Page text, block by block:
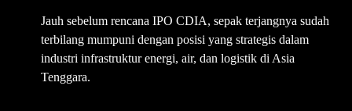
Jauh sebelum rencana IPO CDIA, sepak terjangnya sudah
terbilang mumpuni dengan posisi yang strategis dalam
industri infrastruktur energi, air, dan logistik di Asia
Tenggara.